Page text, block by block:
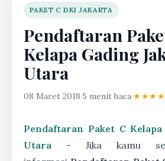
PAKET C DKI JAKARTA
Pendaftaran
Kelapa Gading
Utara
08 Maret 2018·5 menit baca·
Pendaftaran Paket C
Utara - Jika kamu